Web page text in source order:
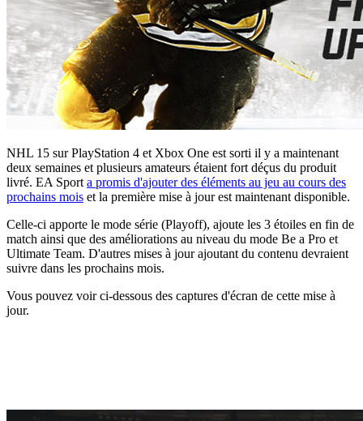
NHL 15 sur PlayStation 4 et Xbox One est sorti il y a maintenant
deux semaines et plusieurs amateurs étaient fort déçus du produit
livré. EA Sport a promis d'ajouter des éléments au jeu au cours des
prochains mois et la première mise à jour est maintenant disponible.
Celle-ci apporte le mode série (Playoff), ajoute les 3 étoiles en fin de
match ainsi que des améliorations au niveau du mode Be a Pro et
Ultimate Team. D'autres mises à jour ajoutant du contenu devraient
suivre dans les prochains mois.
Vous pouvez voir ci-dessous des captures d'écran de cette mise à
jour.